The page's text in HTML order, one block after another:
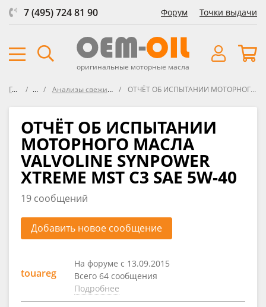
7 (495) 724 81 90 Форум Точки выдачи
оригинальные моторные масла
Главная ФорумАнализы свежих масел VOA (Virgin Oil Analysis) ОТЧЁТ ОБ ИСПЫТАНИИ МОТОРНОГО МАСЛА VALVOLINE SYNPOWER XTREME MST C3 SAE 5W-40
ОТЧЁТ ОБ ИСПЫТАНИИ
МОТОРНОГО МАСЛА
VALVOLINE SYNPOWER
XTREME MST C3 SAE 5W-40
19 сообщений
Добавить новое сообщение
touareg
На форуме с 13.09.2015
Всего 64 сообщения
Подробнее